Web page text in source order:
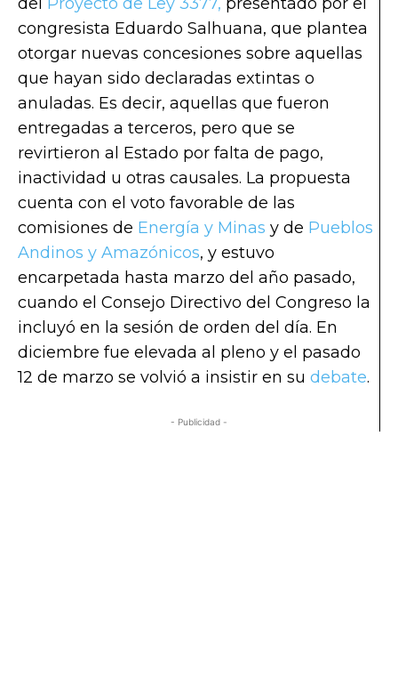
congresista Eduardo Salhuana, que plantea
otorgar nuevas concesiones sobre aquellas
que hayan sido declaradas extintas o
anuladas. Es decir, aquellas que fueron
entregadas a terceros, pero que se
revirtieron al Estado por falta de pago,
inactividad u otras causales. La propuesta
cuenta con el voto favorable de las
comisiones de Energía y Minas y de Pueblos
Andinos y Amazónicos, y estuvo
encarpetada hasta marzo del año pasado,
cuando el Consejo Directivo del Congreso la
incluyó en la sesión de orden del día. En
diciembre fue elevada al pleno y el pasado
12 de marzo se volvió a insistir en su debate.
- Publicidad -